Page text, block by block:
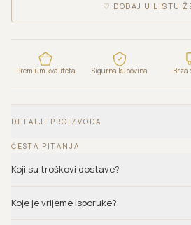
♡ DODAJ U LISTU
Premium kvaliteta Sigurna kupovina Brza
DETALJI PROIZVODA
ČESTA PITANJA
Koji su troškovi dostave?
Koje je vrijeme isporuke?